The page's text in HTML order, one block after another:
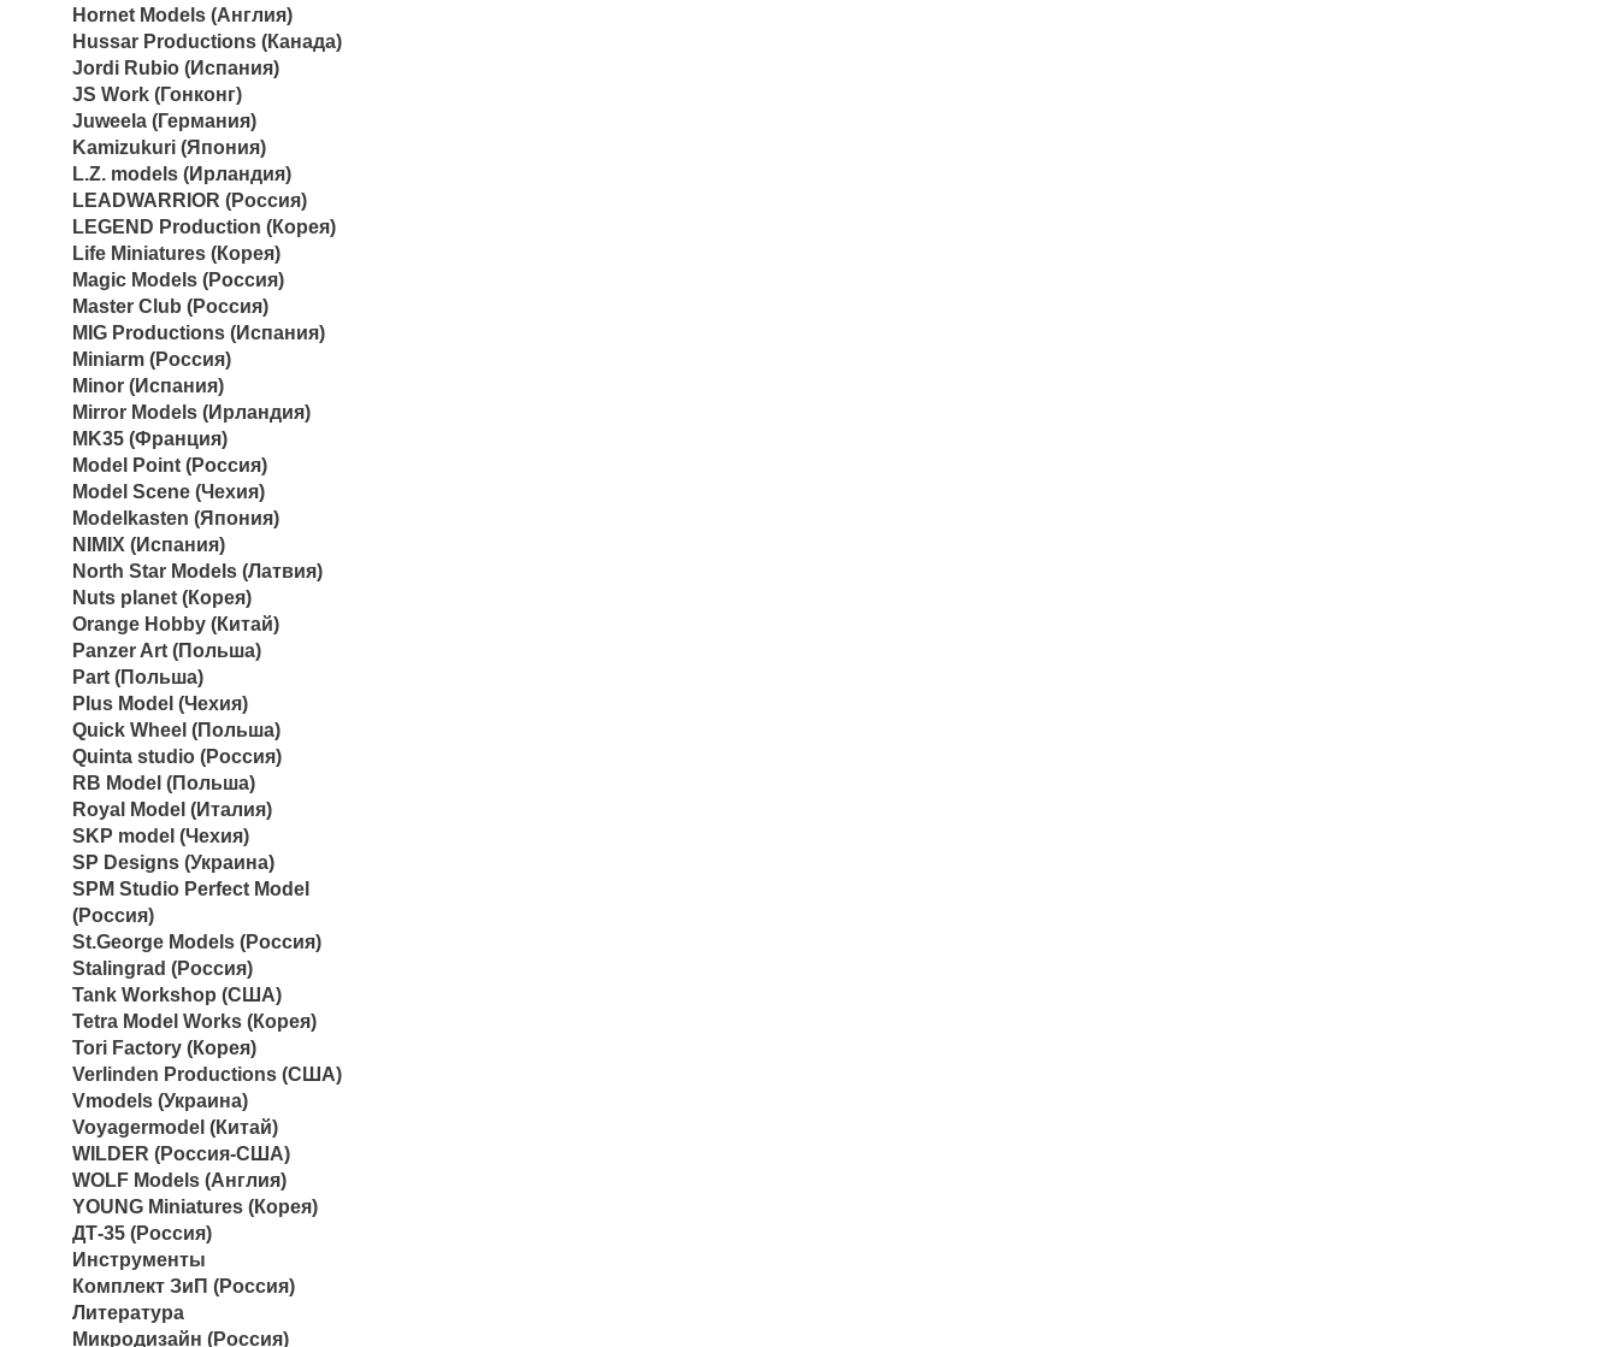
Hornet Models (Англия)
Hussar Productions (Канада)
Jordi Rubio (Испания)
JS Work (Гонконг)
Juweela (Германия)
Kamizukuri (Япония)
L.Z. models (Ирландия)
LEADWARRIOR (Россия)
LEGEND Production (Корея)
Life Miniatures (Корея)
Magic Models (Россия)
Master Club (Россия)
MIG Productions (Испания)
Miniarm (Россия)
Minor (Испания)
Mirror Models (Ирландия)
MK35 (Франция)
Model Point (Россия)
Model Scene (Чехия)
Modelkasten (Япония)
NIMIX (Испания)
North Star Models (Латвия)
Nuts planet (Корея)
Orange Hobby (Китай)
Panzer Art (Польша)
Part (Польша)
Plus Model (Чехия)
Quick Wheel (Польша)
Quinta studio (Россия)
RB Model (Польша)
Royal Model (Италия)
SKP model (Чехия)
SP Designs (Украина)
SPM Studio Perfect Model
(Россия)
St.George Models (Россия)
Stalingrad (Россия)
Tank Workshop (США)
Tetra Model Works (Корея)
Tori Factory (Корея)
Verlinden Productions (США)
Vmodels (Украина)
Voyagermodel (Китай)
WILDER (Россия-США)
WOLF Models (Англия)
YOUNG Miniatures (Корея)
ДТ-35 (Россия)
Инструменты
Комплект ЗиП (Россия)
Литература
Микродизайн (Россия)